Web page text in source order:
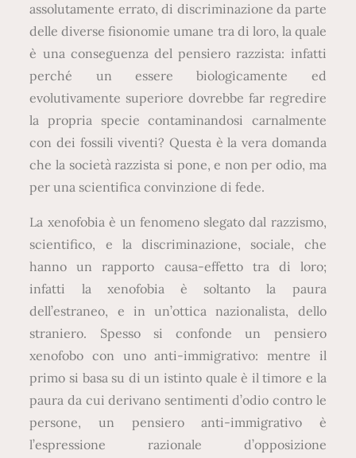
assolutamente errato, di discriminazione da parte
delle diverse fisionomie umane tra di loro, la quale
è una conseguenza del pensiero razzista: infatti
perché un essere biologicamente ed
evolutivamente superiore dovrebbe far regredire
la propria specie contaminandosi carnalmente
con dei fossili viventi? Questa è la vera domanda
che la società razzista si pone, e non per odio, ma
per una scientifica convinzione di fede.
La xenofobia è un fenomeno slegato dal razzismo,
scientifico, e la discriminazione, sociale, che
hanno un rapporto causa-effetto tra di loro;
infatti la xenofobia è soltanto la paura
dell’estraneo, e in un’ottica nazionalista, dello
straniero. Spesso si confonde un pensiero
xenofobo con uno anti-immigrativo: mentre il
primo si basa su di un istinto quale è il timore e la
paura da cui derivano sentimenti d’odio contro le
persone, un pensiero anti-immigrativo è
l’espressione razionale d’opposizione